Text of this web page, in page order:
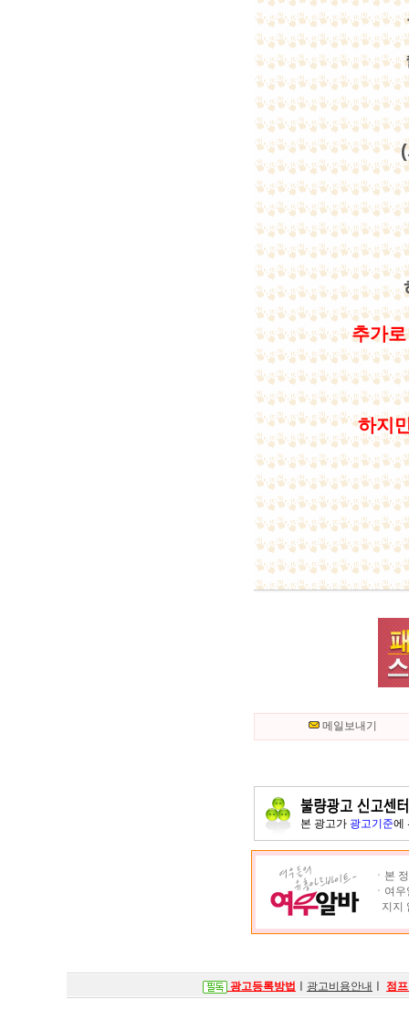
추가로
하지
메일보내기
본 광고가 광고기준에
ㆍ본
ㆍ여
지지
광고등록방법 광고비용안내 점